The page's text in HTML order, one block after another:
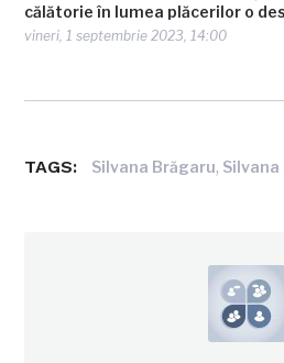
călătorie în lumea plăcerilor o
vineri, 1 septembrie 2023, 14:00
TAGS: Silvana Brăgaru, Silvana